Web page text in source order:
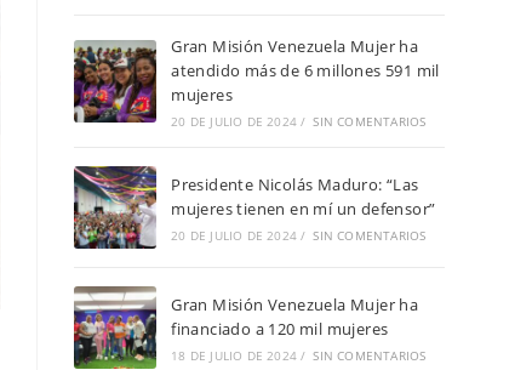
Gran Misión Venezuela Mujer ha
atendido más de 6 millones 591 mil
mujeres
20 DE JULIO DE 2024 / SIN COMENTARIOS
Presidente Nicolás Maduro: “Las
mujeres tienen en mí un defensor”
20 DE JULIO DE 2024 / SIN COMENTARIOS
Gran Misión Venezuela Mujer ha
financiado a 120 mil mujeres
18 DE JULIO DE 2024 / SIN COMENTARIOS